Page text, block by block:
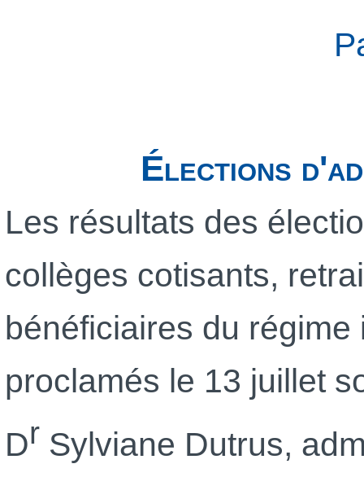
Élections
Les résultats des
collèges cotisants,
bénéficiaires du
proclamés le 13 juillet
Dr Sylviane Dutrus,